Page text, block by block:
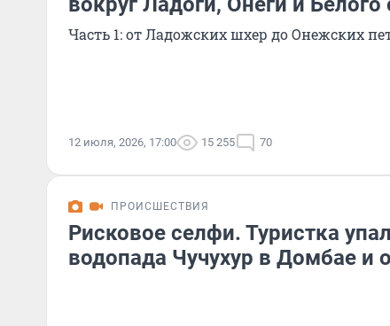
Часть 1: от Ладожских шхер до Онежских
12 июля, 2026, 17:00 15 255 70
ПРОИСШЕСТВИЯ
Рисковое селфи. Туристка
водопада Чучухур в Домбае и